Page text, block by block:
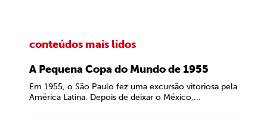
conteúdos mais lidos
A Pequena Copa do Mundo de 1955
Em 1955, o São Paulo fez uma excursão vitoriosa pela
América Latina. Depois de deixar o México,...